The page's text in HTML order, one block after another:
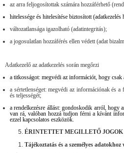
az arra feljogosítottak számára hozzáférhető
hitelessége és hitelesítése biztosított (adatkezelés
változatlansága igazolható (adatintegritás);
a jogosulatlan hozzáférés ellen védett (adat
Adatkezelő az adatkezelés során megőrzi
a titkosságot: megvédi az információt, hogy
a sértetlenséget: megvédi az információnak és a
és teljességét;
a rendelkezésre állást: gondoskodik arról, hogy
van rá, valóban hozzá tudjon férni a kívánt
ezzel kapcsolatos eszközök.
ÉRINTETTET MEGILLETŐ JOGOK
Tájékoztatás és a személyes adatokhoz